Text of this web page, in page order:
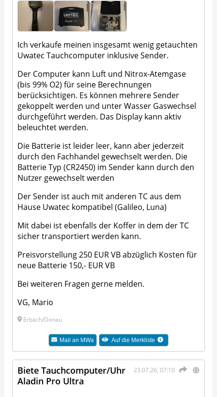
Ich verkaufe meinen insgesamt wenig getauchten
Uwatec Tauchcomputer inklusive Sender.
Der Computer kann Luft und Nitrox-Atemgase
(bis 99% O2) für seine Berechnungen
berücksichtigen. Es können mehrere Sender
gekoppelt werden und unter Wasser Gaswechsel
durchgeführt werden. Das Display kann aktiv
beleuchtet werden.
Die Batterie ist leider leer, kann aber jederzeit
durch den Fachhandel gewechselt werden. Die
Batterie Typ (CR2450) im Sender kann durch den
Nutzer gewechselt werden
Der Sender ist auch mit anderen TC aus dem
Hause Uwatec kompatibel (Galileo, Luna)
Mit dabei ist ebenfalls der Koffer in dem der TC
sicher transportiert werden kann.
Preisvorstellung 250 EUR VB abzüglich Kosten für
neue Batterie 150,- EUR VB
Bei weiteren Fragen gerne melden.
VG, Mario
Erbach/Donau
Mail an MWa Auf die Merkliste
23.07.26, 07:10
Biete Tauchcomputer/Uhr
Aladin Pro Ultra